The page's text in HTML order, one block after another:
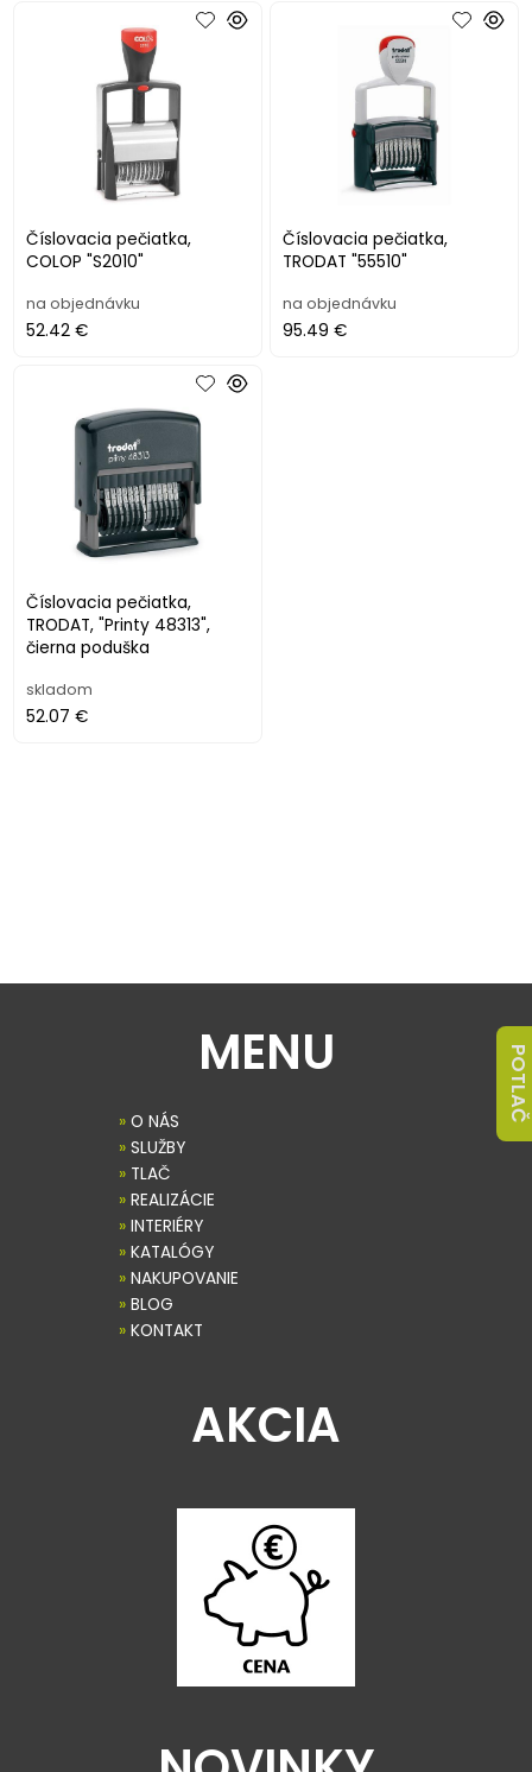
Číslovacia pečiatka,
COLOP "S2010"
na objednávku
52.42 €
Číslovacia pečiatka,
TRODAT "55510"
na objednávku
95.49 €
Číslovacia pečiatka,
TRODAT, "Printy 48313",
čierna poduška
skladom
52.07 €
MENU
» O NÁS
» SLUŽBY
» TLAČ
» REALIZÁCIE
» INTERIÉRY
» KATALÓGY
» NAKUPOVANIE
» BLOG
» KONTAKT
AKCIA
POTLAČ